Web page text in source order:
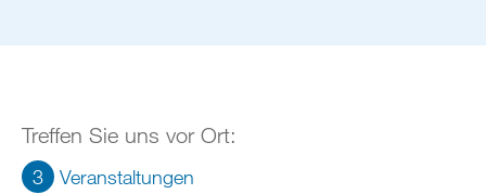
Treffen Sie uns vor Ort:
3 Veranstaltungen